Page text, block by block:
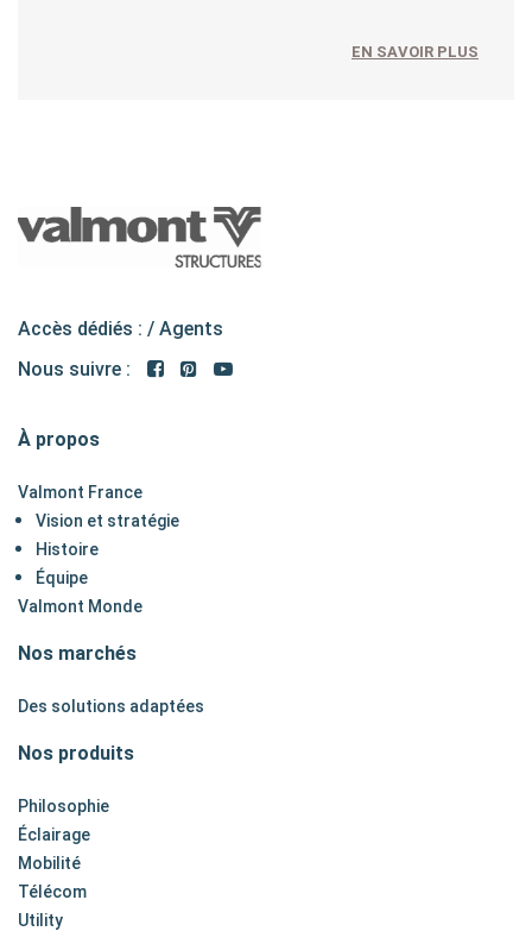
EN SAVOIR PLUS
Accès dédiés : / Agents
Nous suivre :
À propos
Valmont France
Vision et stratégie
Histoire
Équipe
Valmont Monde
Nos marchés
Des solutions adaptées
Nos produits
Philosophie
Éclairage
Mobilité
Télécom
Utility